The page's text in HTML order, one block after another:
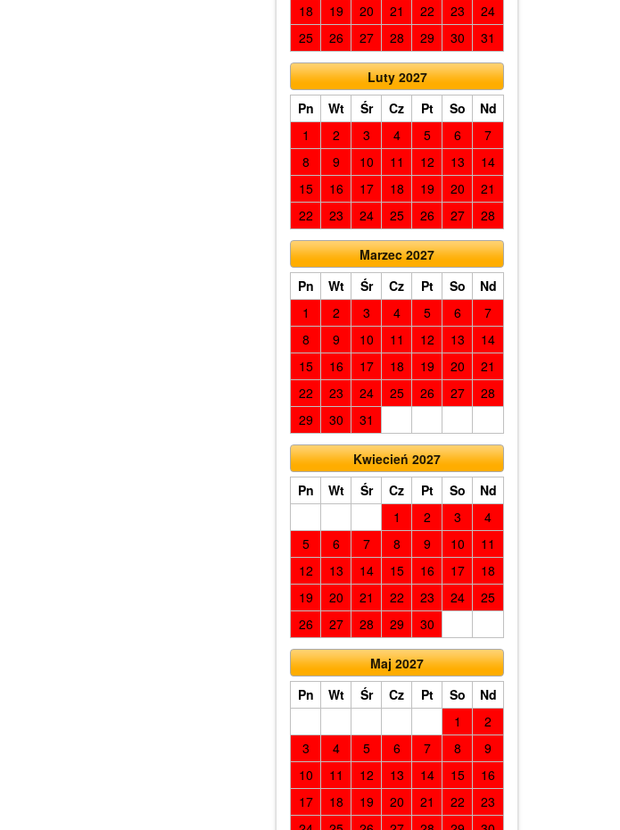
18
19 20 21 22 23
24
25
26 27 28 29 30 31
Luty 2027
Pn
Wt Śr Cz Pt So
Nd
1
2 3 4 5 6
7
8
9 10 11 12 13
14
15
16 17 18 19 20
21
22
23 24 25 26 27 28
Marzec 2027
Pn
Wt Śr Cz Pt So
Nd
1
2 3 4 5 6
7
8
9 10 11 12 13
14
15
16 17 18 19 20
21
22
23 24 25 26 27
28
29
30 31
Kwiecień 2027
Pn
Wt Śr Cz Pt So
Nd
1
2 3
4
5
6 7 8 9 10
11
12
13 14 15 16 17
18
19
20 21 22 23 24
25
26
27 28 29 30
Maj 2027
Pn
Wt Śr Cz Pt So
Nd
1
2
3
4 5 6 7 8
9
10
11 12 13 14 15
16
17
18 19 20 21 22
23